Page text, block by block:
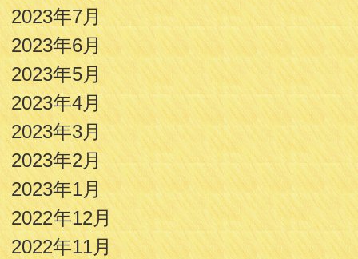
2023年7月
2023年6月
2023年5月
2023年4月
2023年3月
2023年2月
2023年1月
2022年12月
2022年11月